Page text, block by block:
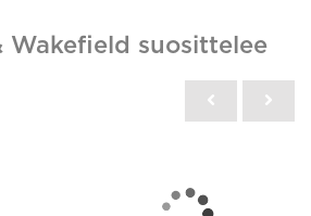
Wakefield suosittelee